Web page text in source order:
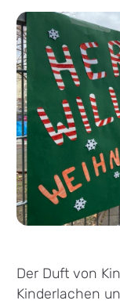
Der Duft von
Kinderlachen